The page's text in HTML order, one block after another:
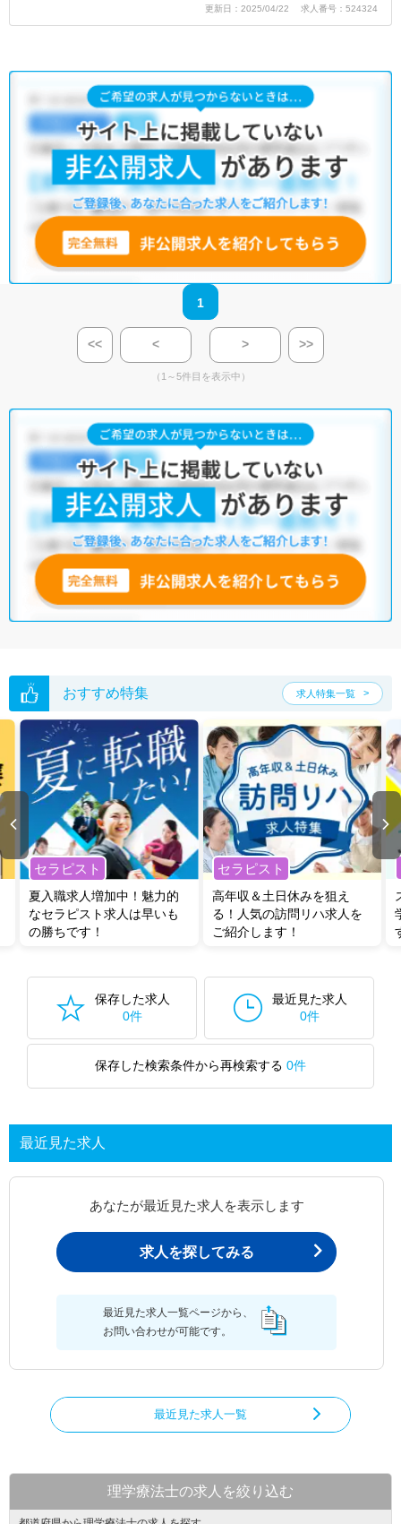
更新日：2025/04/22 求人番号：524324
1
<< < > >>
（1～5件目を表示中）
おすすめ特集 求人特集一覧
セラピスト
夏入職求人増加中！魅力的
なセラピスト求人は早いも
の勝ちです！
セラピスト
高年収＆土日休みを狙え
る！人気の訪問リハ求人を
ご紹介します！
保存した求人
0件
最近見た求人
0件
保存した検索条件から再検索する 0件
最近見た求人
あなたが最近見た求人を表示します
求人を探してみる
最近見た求人一覧ページから、
お問い合わせが可能です。
最近見た求人一覧
理学療法士の求人を絞り込む